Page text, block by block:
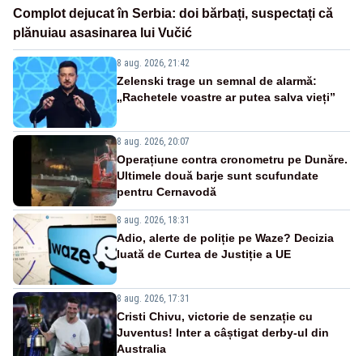
Complot dejucat în Serbia: doi bărbați, suspectați că
plănuiau asasinarea lui Vučić
8 aug. 2026, 21:42
Zelenski trage un semnal de alarmă:
„Rachetele voastre ar putea salva vieți”
8 aug. 2026, 20:07
Operațiune contra cronometru pe Dunăre.
Ultimele două barje sunt scufundate
pentru Cernavodă
8 aug. 2026, 18:31
Adio, alerte de poliție pe Waze? Decizia
luată de Curtea de Justiție a UE
8 aug. 2026, 17:31
Cristi Chivu, victorie de senzație cu
Juventus! Inter a câștigat derby-ul din
Australia